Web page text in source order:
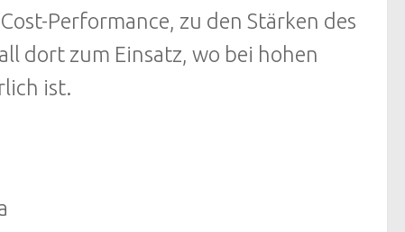
Performance, zu den Stärken des
dort zum Einsatz, wo bei hohen
ist.